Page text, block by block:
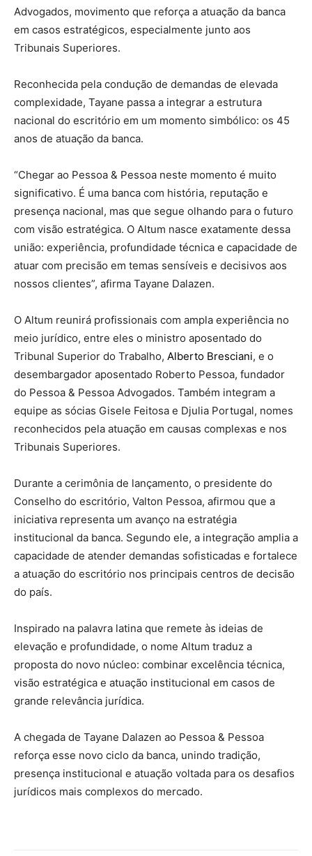
Advogados, movimento que reforça a atuação da banca
em casos estratégicos, especialmente junto aos
Tribunais Superiores.
Reconhecida pela condução de demandas de elevada
complexidade, Tayane passa a integrar a estrutura
nacional do escritório em um momento simbólico: os 45
anos de atuação da banca.
“Chegar ao Pessoa & Pessoa neste momento é muito
significativo. É uma banca com história, reputação e
presença nacional, mas que segue olhando para o futuro
com visão estratégica. O Altum nasce exatamente dessa
união: experiência, profundidade técnica e capacidade de
atuar com precisão em temas sensíveis e decisivos aos
nossos clientes”, afirma Tayane Dalazen.
O Altum reunirá profissionais com ampla experiência no
meio jurídico, entre eles o ministro aposentado do
Tribunal Superior do Trabalho, Alberto Bresciani, e o
desembargador aposentado Roberto Pessoa, fundador
do Pessoa & Pessoa Advogados. Também integram a
equipe as sócias Gisele Feitosa e Djulia Portugal, nomes
reconhecidos pela atuação em causas complexas e nos
Tribunais Superiores.
Durante a cerimônia de lançamento, o presidente do
Conselho do escritório, Valton Pessoa, afirmou que a
iniciativa representa um avanço na estratégia
institucional da banca. Segundo ele, a integração amplia a
capacidade de atender demandas sofisticadas e fortalece
a atuação do escritório nos principais centros de decisão
do país.
Inspirado na palavra latina que remete às ideias de
elevação e profundidade, o nome Altum traduz a
proposta do novo núcleo: combinar excelência técnica,
visão estratégica e atuação institucional em casos de
grande relevância jurídica.
A chegada de Tayane Dalazen ao Pessoa & Pessoa
reforça esse novo ciclo da banca, unindo tradição,
presença institucional e atuação voltada para os desafios
jurídicos mais complexos do mercado.